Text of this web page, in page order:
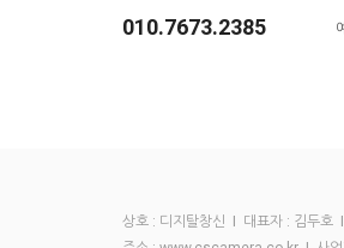
010.7673.2385
상호 : 디지탈창신 I 대표자 : 김두